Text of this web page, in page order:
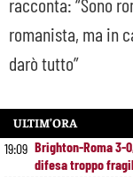
navigation
racconta: “Sono
romanista, ma in
darò tutto”
ULTIM’ORA
19:09 Brighton-Roma 3-
difesa troppo